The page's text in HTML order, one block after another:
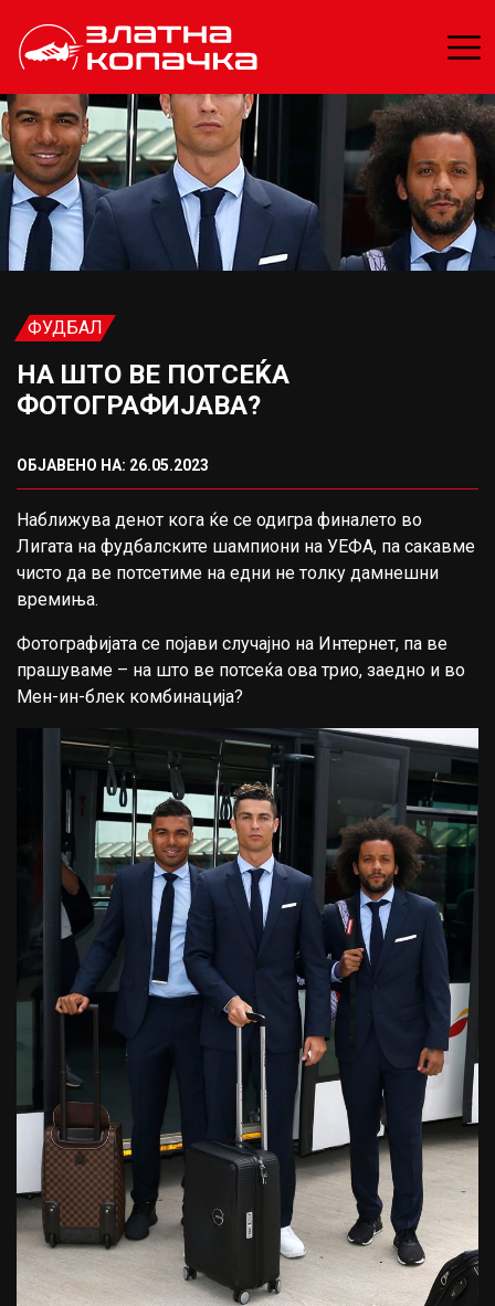
ФУДБАЛ
НА ШТО ВЕ ПОТСЕЌА
ФОТОГРАФИЈАВА?
ОБЈАВЕНО НА: 26.05.2023
Наближува денот кога ќе се одигра финалето во
Лигата на фудбалските шампиони на УЕФА, па сакавме
чисто да ве потсетиме на едни не толку дамнешни
времиња.
Фотографијата се појави случајно на Интернет, па ве
прашуваме – на што ве потсеќа ова трио, заедно и во
Мен-ин-блек комбинација?